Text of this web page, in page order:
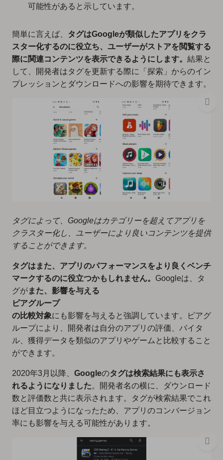
可能性があると示しています。
簡単に言えば、
タグはGoogleが類似したアプリをクラ
スター化するのに役立ち、ユーザーがストアを閲覧する
際に関連コンテンツを表示できるようにします。 結果と
して、開発者はタグを更新する際に「探索」からのイン
プレッションとダウンロードへの影響を期待できます。
タグによって、Googleはカテゴリーを超えてアプリを
クラスター化し、ユーザーにより良いコンテンツを提供
することができます。
タグはまた、アプリのパフォーマンスをより良くベンチ
マークするのに役立つかもしれません。 Googleは、タ
グがまた、影響を与える
ピアグループ
の比較対象にも影響を与えると強調しています。ピアグ
ループにより、開発者は自分のアプリの評価、バイタ
ル、獲得データを類似のアプリやゲームと比較すること
ができます。
2020年3月以降、 Googleのタグは検索結果にも表示さ
れるようになりました。開発者名の横に、ダウンロード
数と評価数と共に表示されます。タグが検索結果でこれ
ほど目立つようになったため、アプリのコンバージョン
率にも影響を与える可能性があります。